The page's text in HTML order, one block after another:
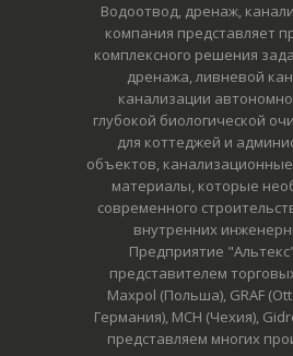
Водоотвод, дренаж,
компания представляет
комплексного решения
дренажа, ливневой
канализации
глубокой биологической
для коттеджей и
объектов,
материалы, которые
современного
внутренних
Предприятие
представителем
Maxpol (Польша), GRAF
Германия), MCH (Чехия),
представляем многих